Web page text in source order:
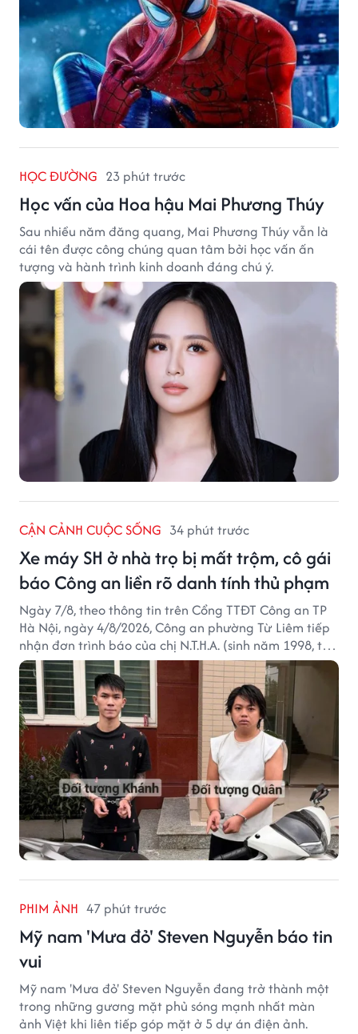
HỌC ĐƯỜNG 23 phút trước
Học vấn của Hoa hậu Mai Phương Thúy
Sau nhiều năm đăng quang, Mai Phương Thúy vẫn là
cái tên được công chúng quan tâm bởi học vấn ấn
tượng và hành trình kinh doanh đáng chú ý.
CẬN CẢNH CUỘC SỐNG 34 phút trước
Xe máy SH ở nhà trọ bị mất trộm, cô gái
báo Công an liền rõ danh tính thủ phạm
Ngày 7/8, theo thông tin trên Cổng TTĐT Công an TP
Hà Nội, ngày 4/8/2026, Công an phường Từ Liêm tiếp
nhận đơn trình báo của chị N.T.H.A. (sinh năm 1998, trú
tại phường Từ Liêm) về việc bị kẻ gian lấy trộm chiếc
xe mô tô Honda SH 125i, tại khu nhà trọ nơi đang sinh
sống.
PHIM ẢNH 47 phút trước
Mỹ nam 'Mưa đỏ' Steven Nguyễn báo tin
vui
Mỹ nam 'Mưa đỏ' Steven Nguyễn đang trở thành một
trong những gương mặt phủ sóng mạnh nhất màn
ảnh Việt khi liên tiếp góp mặt ở 5 dự án điện ảnh.